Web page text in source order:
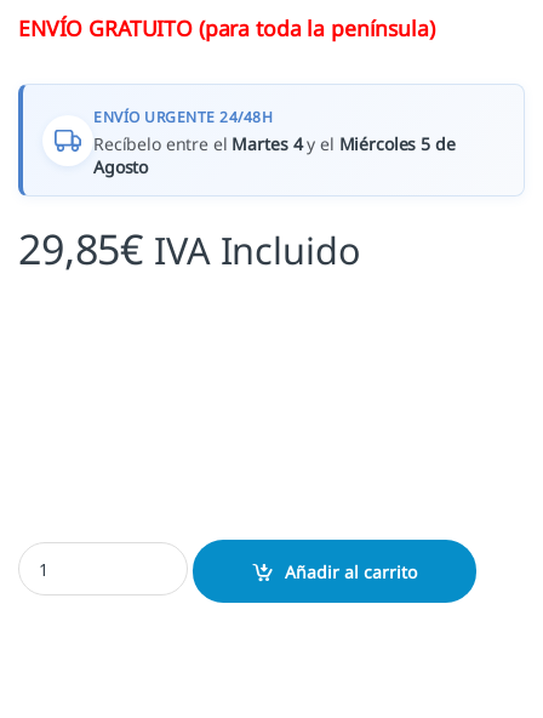
ENVÍO GRATUITO (para toda la península)
ENVÍO URGENTE 24/48H
Recíbelo entre el Martes 4y el Miércoles 5 de
Agosto
29,85€ IVA Incluido
Exlibris Wall-e cantidad
Añadir al carrito